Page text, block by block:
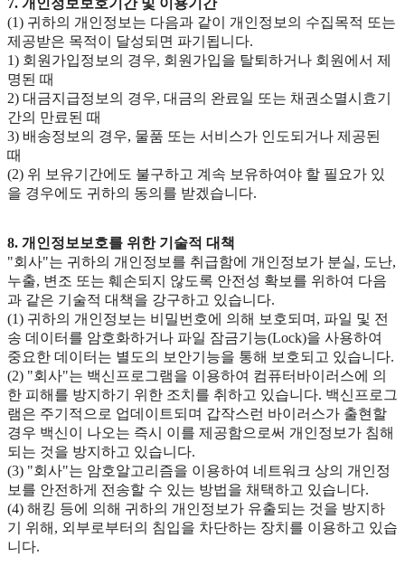
7. 개인정보보호기간 및 이용기간
(1) 귀하의 개인정보는 다음과 같이 개인정보의 수집목적 또는
제공받은 목적이 달성되면 파기됩니다.
1) 회원가입정보의 경우, 회원가입을 탈퇴하거나 회원에서 제
명된 때
2) 대금지급정보의 경우, 대금의 완료일 또는 채권소멸시효기
간의 만료된 때
3) 배송정보의 경우, 물품 또는 서비스가 인도되거나 제공된
때
(2) 위 보유기간에도 불구하고 계속 보유하여야 할 필요가 있
을 경우에도 귀하의 동의를 받겠습니다.
8. 개인정보보호를 위한 기술적 대책
"회사"는 귀하의 개인정보를 취급함에 개인정보가 분실, 도난,
누출, 변조 또는 훼손되지 않도록 안전성 확보를 위하여 다음
과 같은 기술적 대책을 강구하고 있습니다.
(1) 귀하의 개인정보는 비밀번호에 의해 보호되며, 파일 및 전
송 데이터를 암호화하거나 파일 잠금기능(Lock)을 사용하여
중요한 데이터는 별도의 보안기능을 통해 보호되고 있습니다.
(2) "회사"는 백신프로그램을 이용하여 컴퓨터바이러스에 의
한 피해를 방지하기 위한 조치를 취하고 있습니다. 백신프로그
램은 주기적으로 업데이트되며 갑작스런 바이러스가 출현할
경우 백신이 나오는 즉시 이를 제공함으로써 개인정보가 침해
되는 것을 방지하고 있습니다.
(3) "회사"는 암호알고리즘을 이용하여 네트워크 상의 개인정
보를 안전하게 전송할 수 있는 방법을 채택하고 있습니다.
(4) 해킹 등에 의해 귀하의 개인정보가 유출되는 것을 방지하
기 위해, 외부로부터의 침입을 차단하는 장치를 이용하고 있습
니다.